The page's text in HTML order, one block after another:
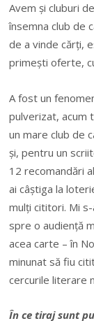
Avem și cluburi
însemna club de
de a vinde cărți,
primești oferte,
A fost un
pulverizat, acum
un mare club de
și, pentru un
12 recomandări
ai câștiga la
mulți cititori. Mi
spre o audiență
acea carte – în
minunat să fiu
cercurile literare
În ce tiraj sunt